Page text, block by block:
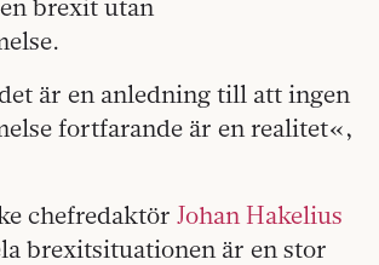
brexit utan
är en anledning till att ingen
fortfarande är en realitet«,
chefredaktör Johan Hakelius
brexitsituationen är en stor